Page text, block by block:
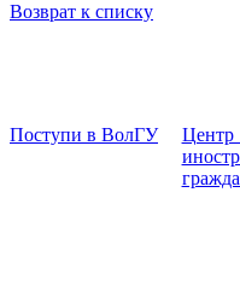
Возврат к списку
Поступи в ВолГУ
Центр